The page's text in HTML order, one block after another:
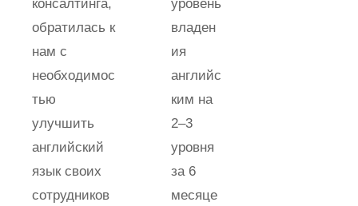
консалтинга,
обратилась к
нам с
необходимос
тью
улучшить
английский
язык своих
сотрудников
уровень
владен
ия
английс
ким на
2–3
уровня
за 6
месяце